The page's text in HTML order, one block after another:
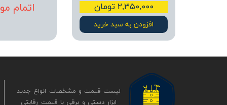
۲,۳۵۰,۰۰۰ تومان
افزودن به سبد خرید
اتمام
لیست قیمت و مشخصات انواع جدید
ابزار دستی و برقی ​​​​​​​با قیمت رقابتی